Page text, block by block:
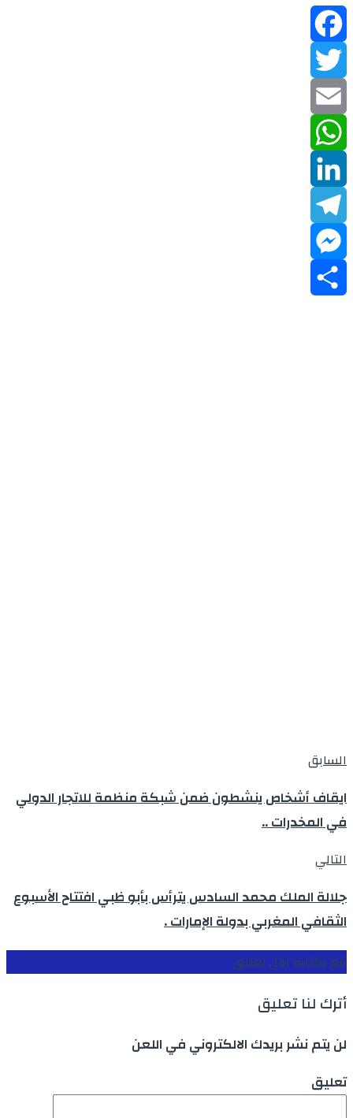
Facebook
Twitter
Email
WhatsApp
LinkedIn
Telegram
Messenger
السابق
ايقاف أشخاص ينشطون ضمن شبكة منظمة للاتجار الدولي
في المخدرات ..
التالي
جلالة الملك محمد السادس يترأس بأبو ظبي افتتاح الأسبوع
الثقافي المغربي بدولة الإمارات .
قم بكتابة اول تعليق
أترك لنا تعليق
لن يتم نشر بريدك الالكتروني في اللعن
تعليق